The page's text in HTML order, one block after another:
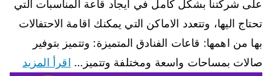
على شركتنا بشكل كامل في ايجاد قاعة المناسبات التي
تحتاج اليها، وتتعدد الاماكن التي يمكنك اقامة الاحتفالات
بها من اهمها: قاعات الفنادق المتميزة: وتتميز بتوفير
صالات بمساحات واسعة ومختلفة وتتميز… اقرأ المزيد